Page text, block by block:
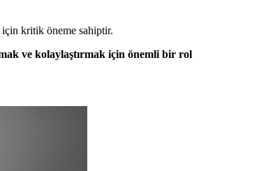
için kritik öneme sahiptir.
ve kolaylaştırmak için önemli bir rol